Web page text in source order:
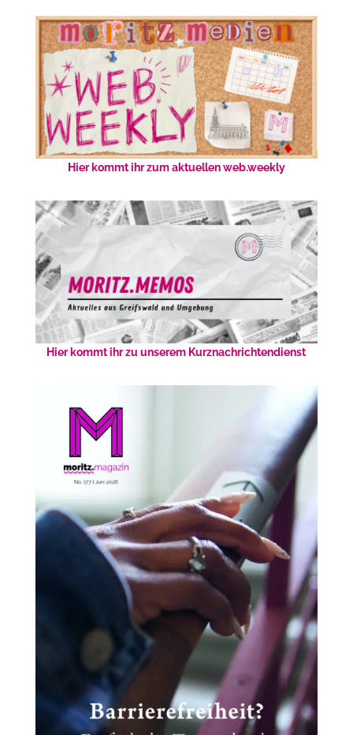
Hier kommt ihr zum aktuellen web.weekly
Hier kommt ihr zu unserem Kurznachrichtendienst